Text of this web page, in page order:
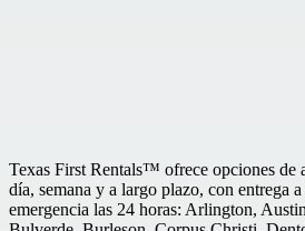
Texas First Rentals™ ofrece opciones de
día, semana y a largo plazo, con entrega
emergencia las 24 horas: Arlington,